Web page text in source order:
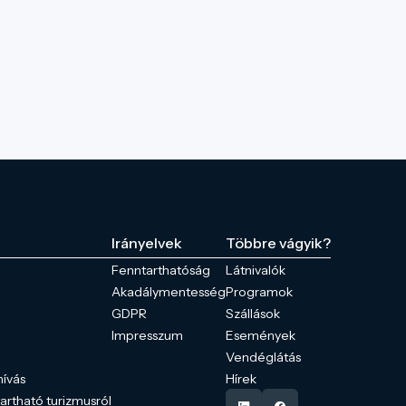
turizmusról
Irányelvek
Fenntarthatóság
Akadálymentesség
GDPR
Impresszum
Többre vágyik?
Látnivalók
Programok
Szállások
Események
Vendéglátás
Hírek